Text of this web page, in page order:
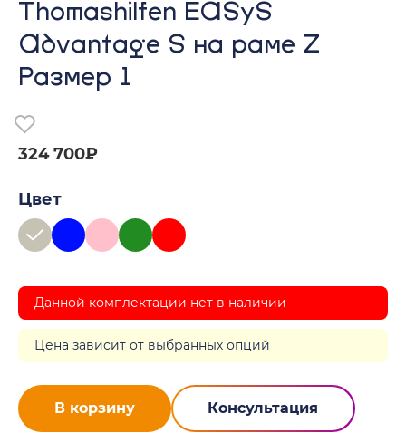
Thomashilfen EASyS
Advantage S на раме Z
Размер 1
324 700₽
Цвет
Данной комплектации нет в наличии
Цена зависит от выбранных опций
В корзину Консультация